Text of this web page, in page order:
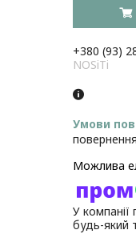
+380 (93)
NOSiTi
У компанії
будь-який